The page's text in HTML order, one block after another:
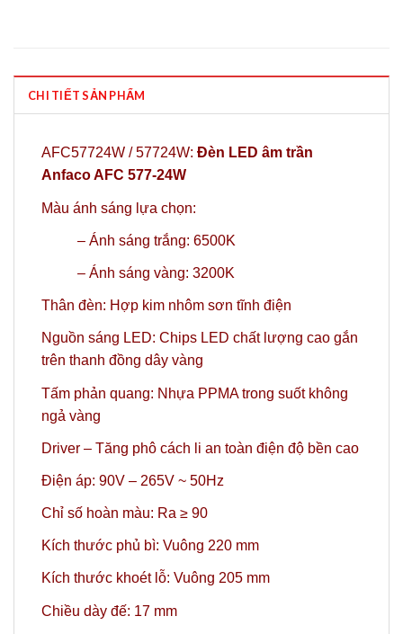
CHI TIẾT SẢN PHẨM
AFC57724W / 57724W: Đèn LED âm trần
Anfaco AFC 577-24W
Màu ánh sáng lựa chọn:
– Ánh sáng trắng: 6500K
– Ánh sáng vàng: 3200K
Thân đèn: Hợp kim nhôm sơn tĩnh điện
Nguồn sáng LED: Chips LED chất lượng cao gắn
trên thanh đồng dây vàng
Tấm phản quang: Nhựa PPMA trong suốt không
ngả vàng
Driver – Tăng phô cách li an toàn điện độ bền cao
Điện áp: 90V – 265V ~ 50Hz
Chỉ số hoàn màu: Ra ≥ 90
Kích thước phủ bì: Vuông 220 mm
Kích thước khoét lỗ: Vuông 205 mm
Chiều dày đế: 17 mm